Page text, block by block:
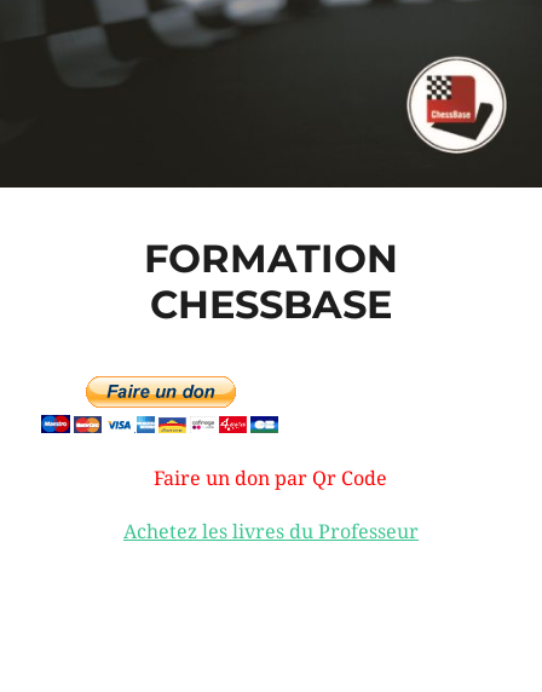
FORMATION
CHESSBASE
Faire un don par Qr Code
Achetez les livres du Professeur